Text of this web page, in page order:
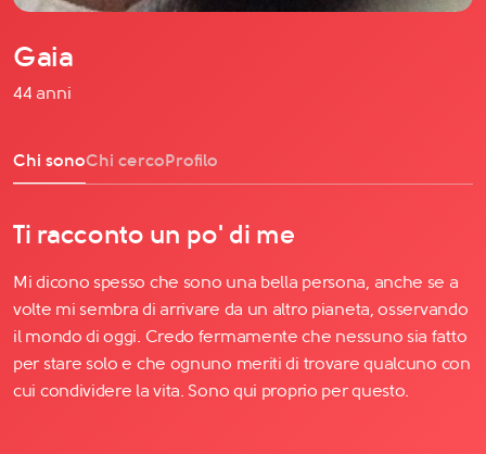
YouTube
Instagram
TikTok
Gaia
44 anni
Chi sonoChi cercoProfilo
Ti racconto un po' di me
Mi dicono spesso che sono una bella persona, anche se a
volte mi sembra di arrivare da un altro pianeta, osservando
il mondo di oggi. Credo fermamente che nessuno sia fatto
per stare solo e che ognuno meriti di trovare qualcuno con
cui condividere la vita. Sono qui proprio per questo.